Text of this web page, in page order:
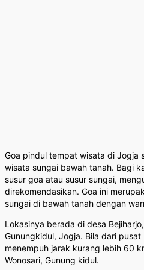
Goa pindul tempat wisata di Jogja
wisata sungai bawah tanah. Bagi
susur goa atau susur sungai,
direkomendasikan. Goa ini
sungai di bawah tanah dengan
Lokasinya berada di desa
Gunungkidul, Jogja. Bila dari pusat
menempuh jarak kurang lebih 60
Wonosari, Gunung kidul.